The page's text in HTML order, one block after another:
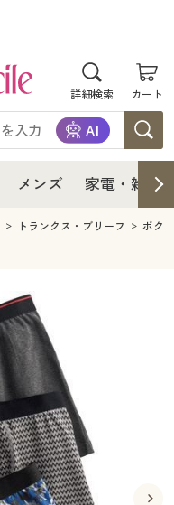
詳細検索 カート
メンズ 家電・雑貨
トランクス・ブリーフ ボク